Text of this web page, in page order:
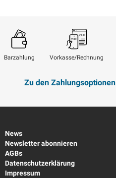
Barzahlung Vorkasse/Rechnung
Zu den Zahlungsoptionen
News
Newsletter abonnieren
AGBs
Datenschutzerklärung
Impressum